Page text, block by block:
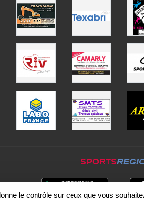
SPORTS
le contrôle sur ceux que vous